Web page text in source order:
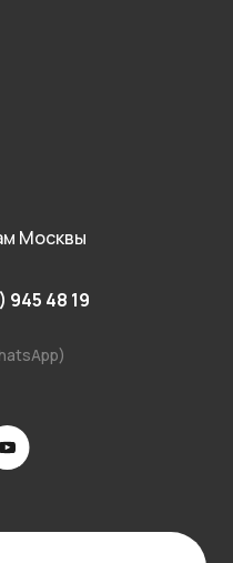
Москвы
945 48 19